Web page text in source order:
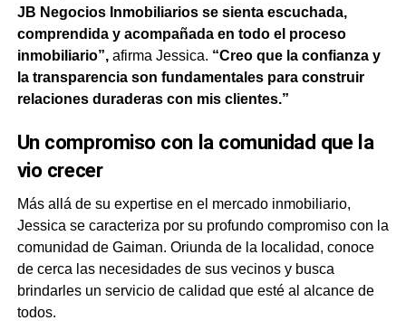
JB Negocios Inmobiliarios se sienta escuchada,
comprendida y acompañada en todo el proceso
inmobiliario”,afirma Jessica. “Creo que la confianza y
la transparencia son fundamentales para construir
relaciones duraderas con mis clientes.”
Un compromiso con la comunidad que la
vio crecer
Más allá de su expertise en el mercado inmobiliario,
Jessica se caracteriza por su profundo compromiso con la
comunidad de Gaiman. Oriunda de la localidad, conoce
de cerca las necesidades de sus vecinos y busca
brindarles un servicio de calidad que esté al alcance de
todos.